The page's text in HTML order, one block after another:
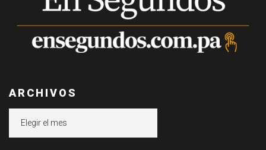
ARCHIVOS